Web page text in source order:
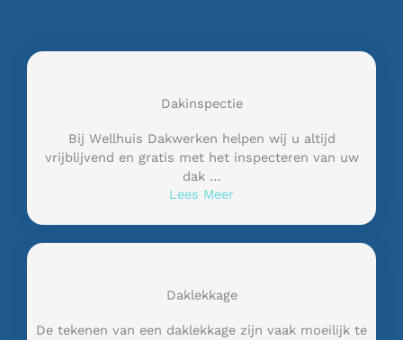
Dakinspectie
Bij Wellhuis Dakwerken helpen wij u altijd
vrijblijvend en gratis met het inspecteren van uw
dak …
Lees Meer
Daklekkage
De tekenen van een daklekkage zijn vaak moeilijk te